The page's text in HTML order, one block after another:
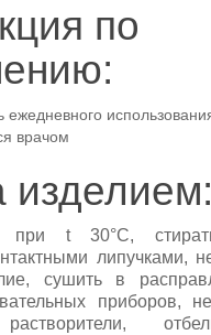
по
ежедневного
врачом
изделием:
при t 30°С,
липучками,
сушить в
приборов,
растворители,